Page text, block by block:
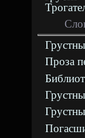
Проза